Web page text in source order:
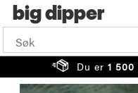
big
Du er 1 500